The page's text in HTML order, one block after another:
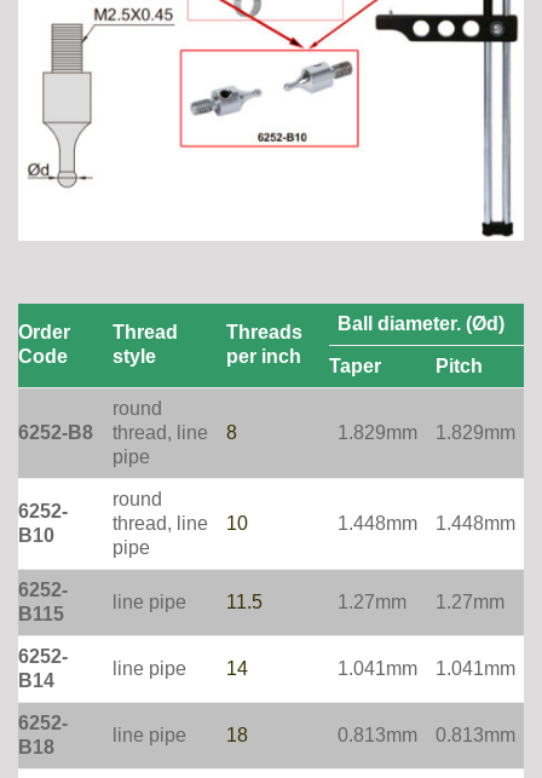
Order
Code
Thread
style
Threads
per inch
Ball diameter. (Ød)
Taper Pitch
6252-B8
round
thread, line
pipe
8 1.829mm 1.829mm
6252-
B10
round
thread, line
pipe
10 1.448mm 1.448mm
6252-
B115
line pipe 11.5 1.27mm 1.27mm
6252-
B14
line pipe 14 1.041mm 1.041mm
6252-
B18
line pipe 18 0.813mm 0.813mm